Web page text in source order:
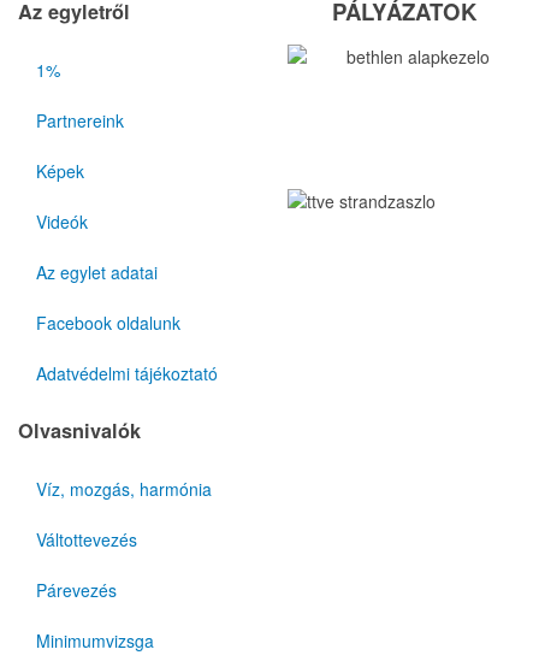
Az egyletről
1%
Partnereink
Képek
Videók
Az egylet adatai
Facebook oldalunk
Adatvédelmi tájékoztató
Olvasnivalók
Víz, mozgás, harmónia
Váltottevezés
Párevezés
Minimumvizsga
PÁLYÁZATOK